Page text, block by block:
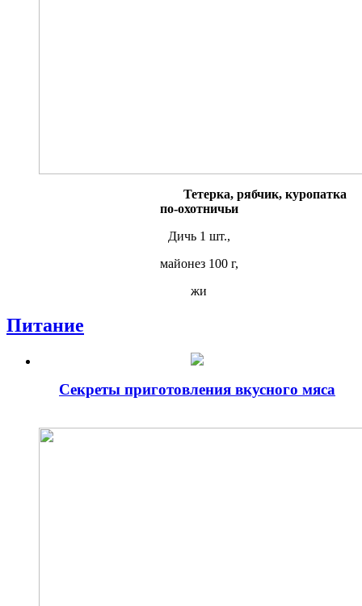
Тетерка, рябчик, куропатка
по-охотничьи
Дичь 1 шт.,
майонез 100 г,
жи
Питание
Секреты приготовления вкусного мяса